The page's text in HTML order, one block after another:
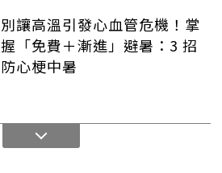
別讓高溫引發心血管危機！掌
握「免費＋漸進」避暑：3 招
防心梗中暑